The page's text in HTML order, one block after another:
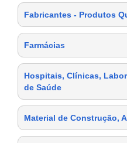
Fabricantes - Produtos
Farmácias
Hospitais, Clínicas,
de Saúde
Material de Construção,